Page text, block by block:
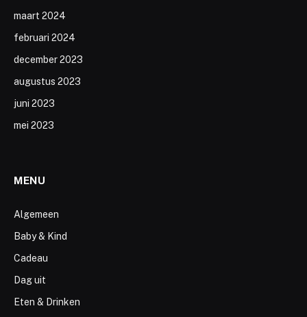
maart 2024
februari 2024
december 2023
augustus 2023
juni 2023
mei 2023
MENU
Algemeen
Baby & Kind
Cadeau
Dag uit
Eten & Drinken